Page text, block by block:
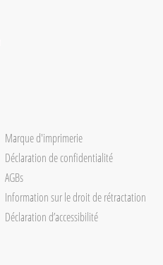
Marque d'imprimerie
Déclaration de confidentialité
AGBs
Information sur le droit de rétractation
Déclaration d’accessibilité